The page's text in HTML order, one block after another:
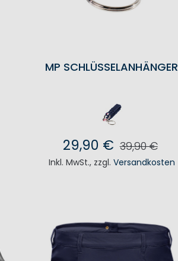
MP SCHLÜSSELANHÄNGER
29,90 € 39,90 €
Inkl. MwSt., zzgl. Versandkosten